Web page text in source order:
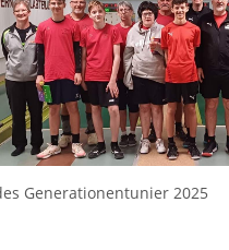
Generationentunier 2025